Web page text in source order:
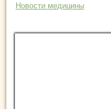
Новости медицины